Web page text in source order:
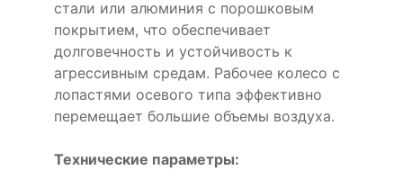
стали или алюминия с порошковым
покрытием, что обеспечивает
долговечность и устойчивость к
агрессивным средам. Рабочее колесо с
лопастями осевого типа эффективно
перемещает большие объемы воздуха.
Технические параметры: